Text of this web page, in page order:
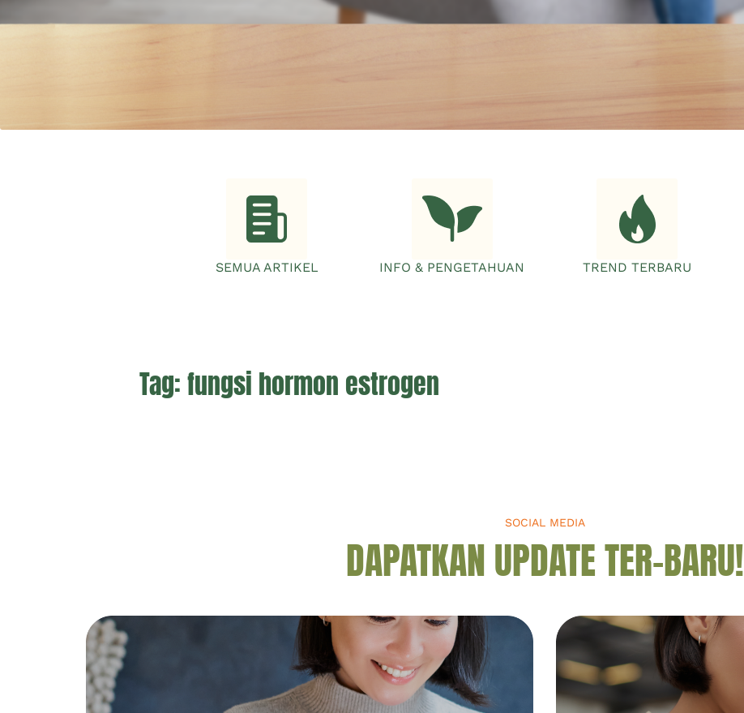
SEMUA ARTIKEL INFO & PENGETAHUAN TREND TERBARU
Tag:fungsi hormon estrogen
SOCIAL MEDIA
DAPATKAN UPDATE TER-BARU!